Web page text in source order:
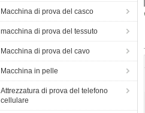
Macchina di prova del casco
macchina di prova del tessuto
Macchina di prova del cavo
Macchina in pelle
Attrezzatura di prova del telefono
cellulare